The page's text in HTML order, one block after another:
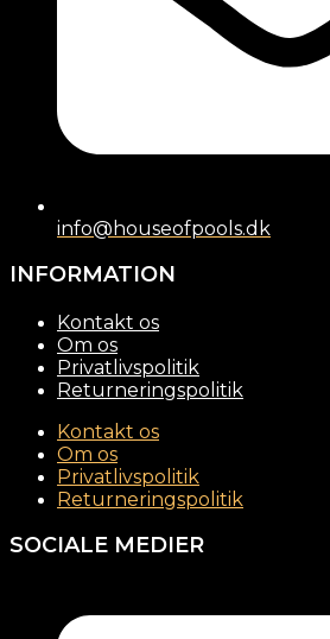
info@houseofpools.dk
INFORMATION
Kontakt os
Om os
Privatlivspolitik
Returneringspolitik
Kontakt os
Om os
Privatlivspolitik
Returneringspolitik
SOCIALE MEDIER